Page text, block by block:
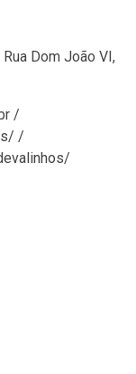
Dom João VI,
/
/